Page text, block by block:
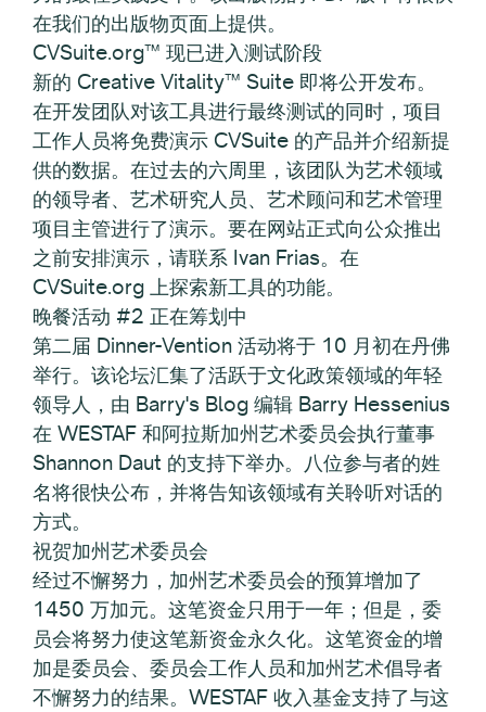
在我们的出版物页面上提供。
CVSuite.org™ 现已进入测试阶段
新的 Creative Vitality™ Suite 即将公开发布。
在开发团队对该工具进行最终测试的同时，项目
工作人员将免费演示 CVSuite 的产品并介绍新提
供的数据。在过去的六周里，该团队为艺术领域
的领导者、艺术研究人员、艺术顾问和艺术管理
项目主管进行了演示。要在网站正式向公众推出
之前安排演示，请联系 Ivan Frias。在
CVSuite.org 上探索新工具的功能。
晚餐活动 #2 正在筹划中
第二届 Dinner-Vention 活动将于 10 月初在丹佛
举行。该论坛汇集了活跃于文化政策领域的年轻
领导人，由 Barry's Blog 编辑 Barry Hessenius
在 WESTAF 和阿拉斯加州艺术委员会执行董事
Shannon Daut 的支持下举办。八位参与者的姓
名将很快公布，并将告知该领域有关聆听对话的
方式。
祝贺加州艺术委员会
经过不懈努力，加州艺术委员会的预算增加了
1450 万加元。这笔资金只用于一年；但是，委
员会将努力使这笔新资金永久化。这笔资金的增
加是委员会、委员会工作人员和加州艺术倡导者
不懈努力的结果。WESTAF 收入基金支持了与这